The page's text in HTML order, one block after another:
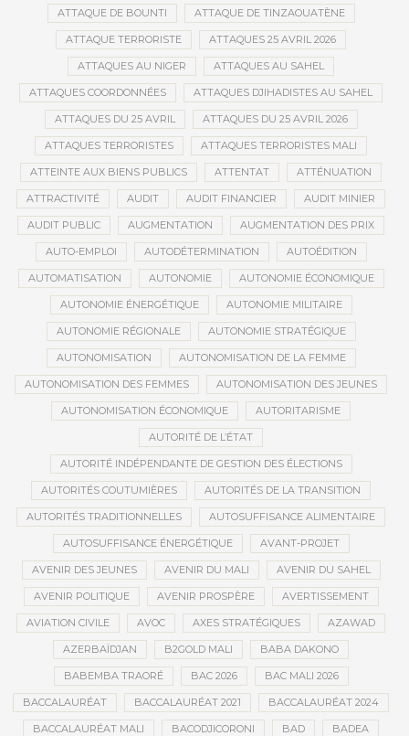
ATTAQUE DE BOUNTI ATTAQUE DE TINZAOUATÈNE
ATTAQUE TERRORISTE ATTAQUES 25 AVRIL 2026
ATTAQUES AU NIGER ATTAQUES AU SAHEL
ATTAQUES COORDONNÉES ATTAQUES DJIHADISTES AU SAHEL
ATTAQUES DU 25 AVRIL ATTAQUES DU 25 AVRIL 2026
ATTAQUES TERRORISTES ATTAQUES TERRORISTES MALI
ATTEINTE AUX BIENS PUBLICS ATTENTAT ATTÉNUATION
ATTRACTIVITÉ AUDIT AUDIT FINANCIER AUDIT MINIER
AUDIT PUBLIC AUGMENTATION AUGMENTATION DES PRIX
AUTO-EMPLOI AUTODÉTERMINATION AUTOÉDITION
AUTOMATISATION AUTONOMIE AUTONOMIE ÉCONOMIQUE
AUTONOMIE ÉNERGÉTIQUE AUTONOMIE MILITAIRE
AUTONOMIE RÉGIONALE AUTONOMIE STRATÉGIQUE
AUTONOMISATION AUTONOMISATION DE LA FEMME
AUTONOMISATION DES FEMMES AUTONOMISATION DES JEUNES
AUTONOMISATION ÉCONOMIQUE AUTORITARISME
AUTORITÉ DE L’ÉTAT
AUTORITÉ INDÉPENDANTE DE GESTION DES ÉLECTIONS
AUTORITÉS COUTUMIÈRES AUTORITÉS DE LA TRANSITION
AUTORITÉS TRADITIONNELLES AUTOSUFFISANCE ALIMENTAIRE
AUTOSUFFISANCE ÉNERGÉTIQUE AVANT-PROJET
AVENIR DES JEUNES AVENIR DU MALI AVENIR DU SAHEL
AVENIR POLITIQUE AVENIR PROSPÈRE AVERTISSEMENT
AVIATION CIVILE AVOC AXES STRATÉGIQUES AZAWAD
AZERBAÏDJAN B2GOLD MALI BABA DAKONO
BABEMBA TRAORÉ BAC 2026 BAC MALI 2026
BACCALAURÉAT BACCALAURÉAT 2021 BACCALAURÉAT 2024
BACCALAURÉAT MALI BACODJICORONI BAD BADEA